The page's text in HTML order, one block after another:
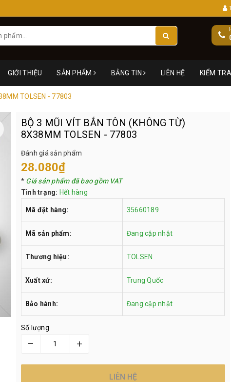
GIỚI THIỆU SẢN PHẨM BẢNG TIN LIÊN HỆ KIỂM
TOLSEN - 77803
BỘ 3 MŨI VÍT BẮN TÔN (KHÔNG TỪ)
8X38MM TOLSEN - 77803
Đánh giá sản phẩm
28.080₫
* Giá sản phẩm đã bao gồm VAT
Tình trạng: Hết hàng
Mã đặt hàng: 35660189
Mã sản phẩm: Đang cập nhật
Thương hiệu: TOLSEN
Xuất xứ: Trung Quốc
Bảo hành: Đang cập nhật
Số lượng
– +
LIÊN HỆ